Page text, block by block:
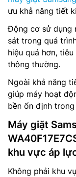
ưu khả năng tiết
Động cơ sử dụng
sát trong quá
hiệu quả hơn,
thông thường.
Ngoài khả năng
giúp máy hoạt
bền ổn định
Máy giặt
khu vực áp
Không phải khu